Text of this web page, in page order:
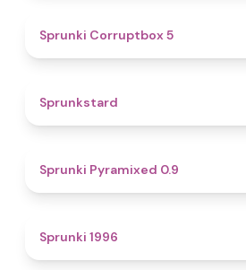
Sprunki Corruptbox 5
Sprunkstard
Sprunki Pyramixed 0.9
Sprunki 1996